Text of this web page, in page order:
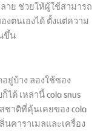
าย ช่วยให้ผู้ใช้สามารถ
ตนเองได้ ตั้งแต่ความ
ขึ้น
บ้าง ลองใช้ซอง
ด้ เหล่านี้ cola snus
าติที่คุ้นเคยของ cola
นคาราเมลและเครื่อง